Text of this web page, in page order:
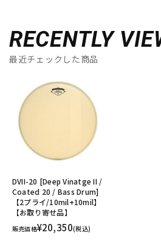
RECENTLY
最近チェックした商品
DVII-20 [Deep Vinatge II /
Coated 20 / Bass Drum]
【2プライ/10mil+10mil】
【お取り寄せ品】
販売価格¥20,350(税込)